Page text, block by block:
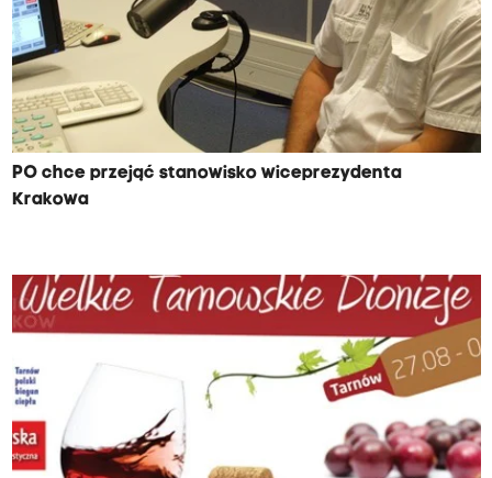
PO chce przejąć stanowisko wiceprezydenta
Krakowa